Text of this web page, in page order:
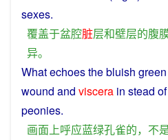
sexes.
覆盖于盆腔脏层和壁层的腹
异。
Whatechoesthebluish green
wound and viscera in stead of
peonies.
画面上呼应蓝绿孔雀的， 不